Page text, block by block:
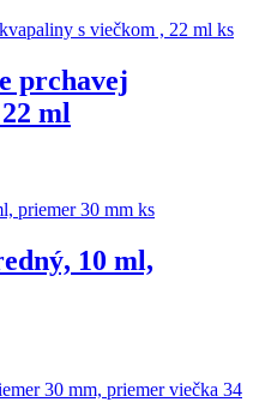
prchavej
ml
10 ml,